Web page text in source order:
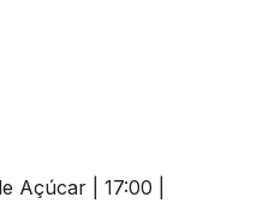
Açúcar | 17:00 |